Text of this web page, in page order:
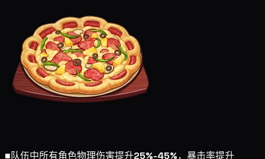
■队伍中所有角色物理伤害提升25%-45%，暴击率提升